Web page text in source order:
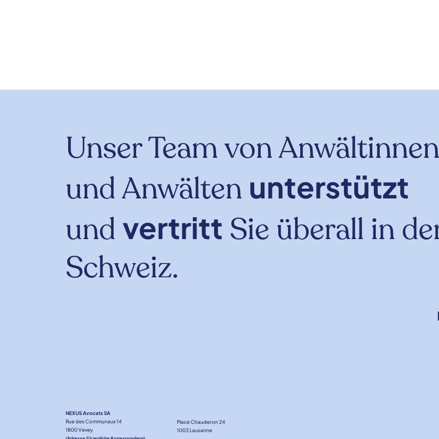
Unser Team von
und Anwälten unterstützt
undvertritt Sie überall in
Schweiz.
NEXUS Avocats SA
Rue des Communaux 14
1800 Vevey
Place Chauderon 24
1003 Lausanne